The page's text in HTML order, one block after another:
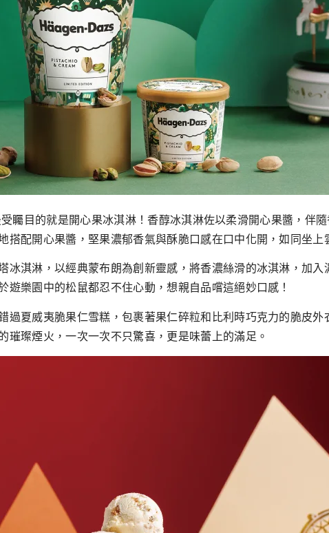
矚目的就是開心果冰淇淋！香醇冰淇淋佐以柔滑開心果醬，伴
搭配開心果醬，堅果濃郁香氣與酥脆口感在口中化開，如同坐
冰淇淋，以經典蒙布朗為創新靈感，將香濃絲滑的冰淇淋，加
遊樂園中的松鼠都忍不住心動，想親自品嚐這絕妙口感！
過夏威夷脆果仁雪糕，包裹著果仁碎粒和比利時巧克力的脆皮
璀璨煙火，一次一次不只驚喜，更是味蕾上的滿足。